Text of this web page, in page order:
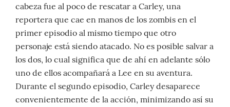
cabeza fue al poco de rescatar a Carley, una
reportera que cae en manos de los zombis en el
primer episodio al mismo tiempo que otro
personaje está siendo atacado. No es posible salvar a
los dos, lo cual significa que de ahí en adelante sólo
uno de ellos acompañará a Lee en su aventura.
Durante el segundo episodio, Carley desaparece
convenientemente de la acción, minimizando así su